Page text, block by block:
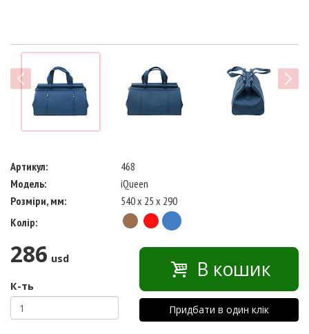
next
Артикул:
468
Модель:
iQueen
Розміри, мм:
540 x 25 x 290
Колір:
286 usd
К-ть
В кошик
Придбати в один клік